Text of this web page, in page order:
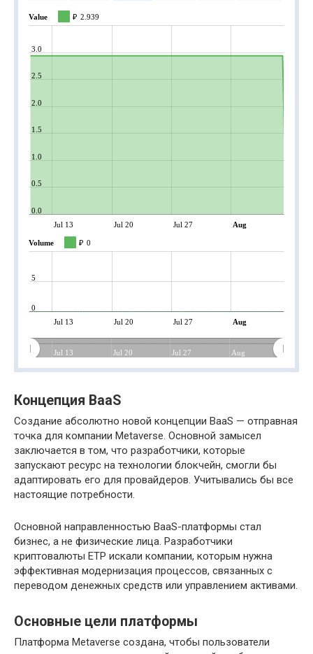
Value ₽ 2.939
Jul 13 Jul 20 Jul 27 Aug
0.0
0.5
1.0
1.5
2.0
2.5
3.0
Volume ₽ 0
Jul 13 Jul 20 Jul 27 Aug
0
5
Jul 13 Jul 20 Jul 27 Aug
Концепция BaaS
Создание абсолютно новой концепции BaaS — отправная
точка для компании Metaverse. Основной замысел
заключается в том, что разработчики, которые
запускают ресурс на технологии блокчейн, смогли бы
адаптировать его для провайдеров. Учитывались бы все
настоящие потребности.
Основной направленностью BaaS-платформы стал
бизнес, а не физические лица. Разработчики
криптовалюты ETP искали компании, которым нужна
эффективная модернизация процессов, связанных с
переводом денежных средств или управлением активами.
Основные цели платформы
Платформа Metaverse создана, чтобы пользователи